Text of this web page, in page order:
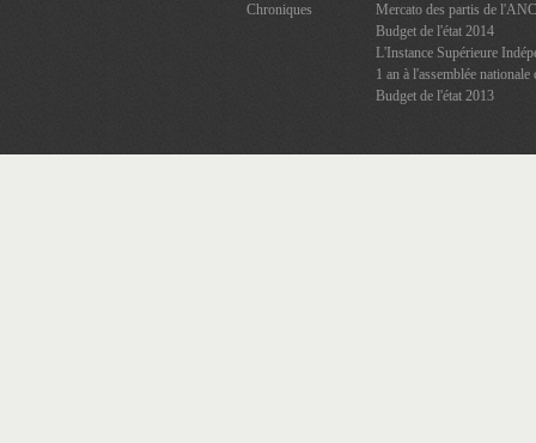
Chroniques
Mercato des partis de l'ANC
Budget de l'état 2014
L'Instance Supérieure
1 an à l'assemblée nationale
Budget de l'état 2013